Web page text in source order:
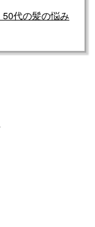
代の髪の悩み